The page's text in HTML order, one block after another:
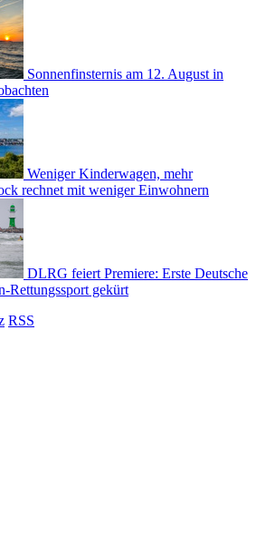
Sonnenfinsternis am 12. August in
Weniger Kinderwagen, mehr
rechnet mit weniger Einwohnern
DLRG feiert Premiere: Erste Deutsche
Rettungssport gekürt
RSS